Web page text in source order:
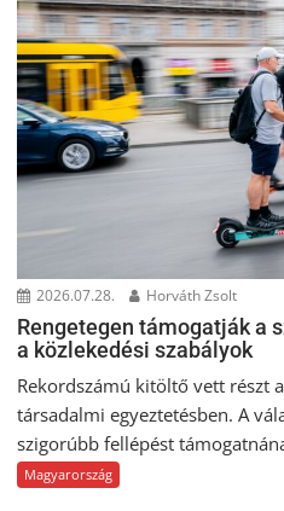
2026.07.28. Horváth Zsolt
Rengetegen támogatják a
a közlekedési szabályok
Rekordszámú kitöltő vett részt
társadalmi egyeztetésben. A
szigorúbb fellépést
Magyarország